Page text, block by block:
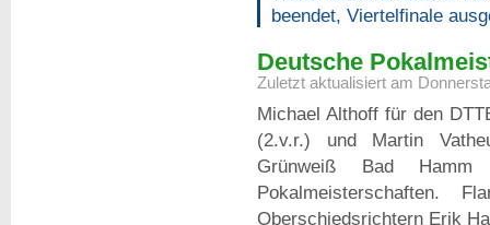
beendet, Viertelfinale
Deutsche
Zuletzt aktualisiert am
Michael Althoff für den
(2.v.r.) und Martin
Grünweiß Bad
Pokalmeisterschaften.
Oberschiedsrichtern Erik